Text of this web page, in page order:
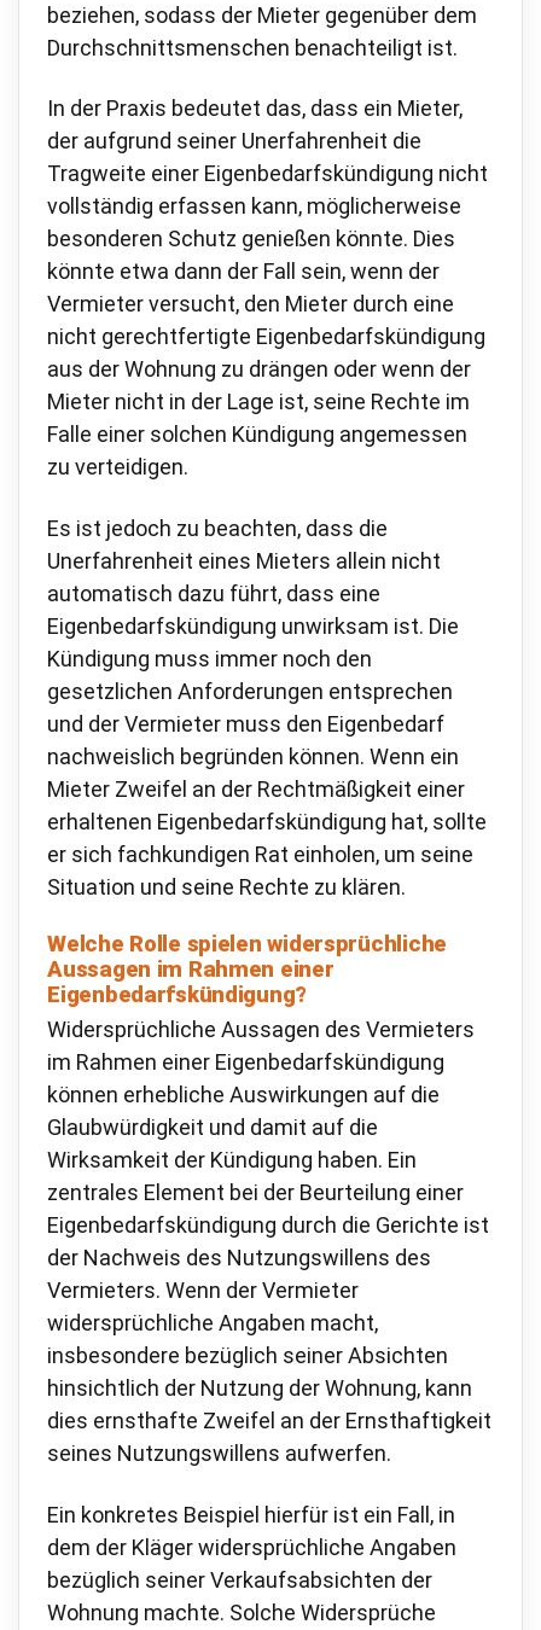
beziehen, sodass der Mieter gegenüber dem
Durchschnittsmenschen benachteiligt ist.
In der Praxis bedeutet das, dass ein Mieter,
der aufgrund seiner Unerfahrenheit die
Tragweite einer Eigenbedarfskündigung nicht
vollständig erfassen kann, möglicherweise
besonderen Schutz genießen könnte. Dies
könnte etwa dann der Fall sein, wenn der
Vermieter versucht, den Mieter durch eine
nicht gerechtfertigte Eigenbedarfskündigung
aus der Wohnung zu drängen oder wenn der
Mieter nicht in der Lage ist, seine Rechte im
Falle einer solchen Kündigung angemessen
zu verteidigen.
Es ist jedoch zu beachten, dass die
Unerfahrenheit eines Mieters allein nicht
automatisch dazu führt, dass eine
Eigenbedarfskündigung unwirksam ist. Die
Kündigung muss immer noch den
gesetzlichen Anforderungen entsprechen
und der Vermieter muss den Eigenbedarf
nachweislich begründen können. Wenn ein
Mieter Zweifel an der Rechtmäßigkeit einer
erhaltenen Eigenbedarfskündigung hat, sollte
er sich fachkundigen Rat einholen, um seine
Situation und seine Rechte zu klären.
Welche Rolle spielen widersprüchliche
Aussagen im Rahmen einer
Eigenbedarfskündigung?
Widersprüchliche Aussagen des Vermieters
im Rahmen einer Eigenbedarfskündigung
können erhebliche Auswirkungen auf die
Glaubwürdigkeit und damit auf die
Wirksamkeit der Kündigung haben. Ein
zentrales Element bei der Beurteilung einer
Eigenbedarfskündigung durch die Gerichte ist
der Nachweis des Nutzungswillens des
Vermieters. Wenn der Vermieter
widersprüchliche Angaben macht,
insbesondere bezüglich seiner Absichten
hinsichtlich der Nutzung der Wohnung, kann
dies ernsthafte Zweifel an der Ernsthaftigkeit
seines Nutzungswillens aufwerfen.
Ein konkretes Beispiel hierfür ist ein Fall, in
dem der Kläger widersprüchliche Angaben
bezüglich seiner Verkaufsabsichten der
Wohnung machte. Solche Widersprüche